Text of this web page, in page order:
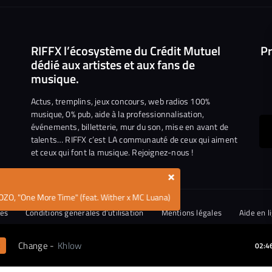
Change - Khlow
RIFFX l’écosystème du Crédit Mutuel
dédié aux artistes et aux fans de
musique.
Actus, tremplins, jeux concours, web radios 100%
musique, 0% pub, aide à la professionnalisation,
événements, billetterie, mur du son, mise en avant de
talents… RIFFX c’est LA communauté de ceux qui aiment
et ceux qui font la musique. Rejoignez-nous !
Conditions générales d’utilisation Mentions légales
Aide en
×
"One More Time" (feat. Wither x MC Luana)